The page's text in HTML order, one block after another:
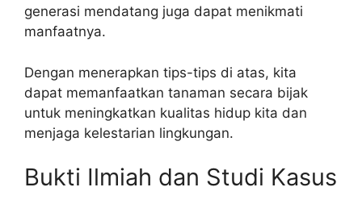
generasi mendatang juga dapat menikmati
manfaatnya.
Dengan menerapkan tips-tips di atas, kita
dapat memanfaatkan tanaman secara bijak
untuk meningkatkan kualitas hidup kita dan
menjaga kelestarian lingkungan.
Bukti Ilmiah dan Studi Kasus